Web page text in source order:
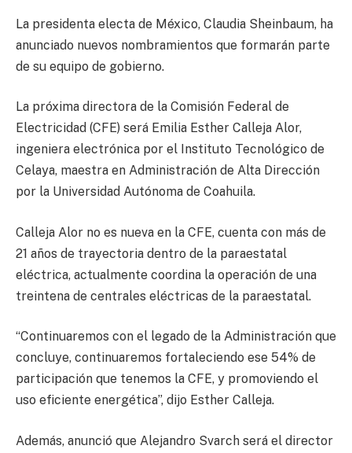
La presidenta electa de México, Claudia Sheinbaum, ha
anunciado nuevos nombramientos que formarán parte
de su equipo de gobierno.
La próxima directora de la Comisión Federal de
Electricidad (CFE) será Emilia Esther Calleja Alor,
ingeniera electrónica por el Instituto Tecnológico de
Celaya, maestra en Administración de Alta Dirección
por la Universidad Autónoma de Coahuila.
Calleja Alor no es nueva en la CFE, cuenta con más de
21 años de trayectoria dentro de la paraestatal
eléctrica, actualmente coordina la operación de una
treintena de centrales eléctricas de la paraestatal.
“Continuaremos con el legado de la Administración que
concluye, continuaremos fortaleciendo ese 54% de
participación que tenemos la CFE, y promoviendo el
uso eficiente energética”, dijo Esther Calleja.
Además, anunció que Alejandro Svarch será el director